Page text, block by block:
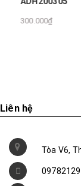
300.000₫
Liên hệ
Tòa V6,